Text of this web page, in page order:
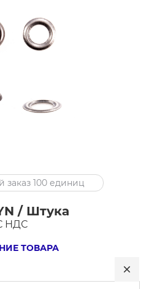
100 единиц
/ Штука
НДС
ТОВАРА